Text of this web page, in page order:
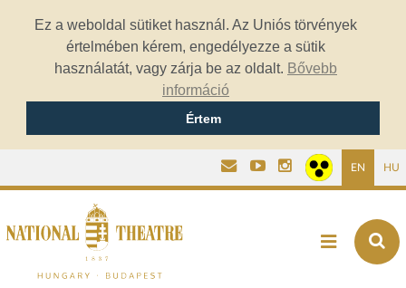
Ez a weboldal sütiket használ. Az Uniós törvények
értelmében kérem, engedélyezze a sütik
használatát, vagy zárja be az oldalt. Bővebb
információ
Értem
EN HU